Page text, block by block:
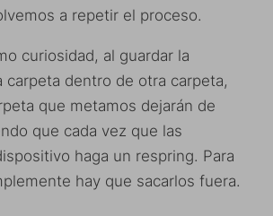
a repetir el proceso.
curiosidad, al guardar la
carpeta dentro de otra carpeta,
que metamos dejarán de
que cada vez que las
haga un respring. Para
hay que sacarlos fuera.